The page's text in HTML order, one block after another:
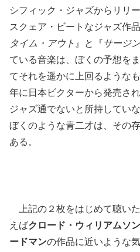
シフィック・ジャズからリリ
スクェア・ビートなジャズ作
タイム・アウト 』と『サージ
ている音楽は、ぼくの予想を
てそれを遥かに上回るような
年に日本ビクターから発売さ
ジャズ通でないと所持してい
ぼくのような青二才は、その
ある。
上記の２枚をはじめて聴い
えばクロード・ウィリアムソン
ードマンの作品に近いような